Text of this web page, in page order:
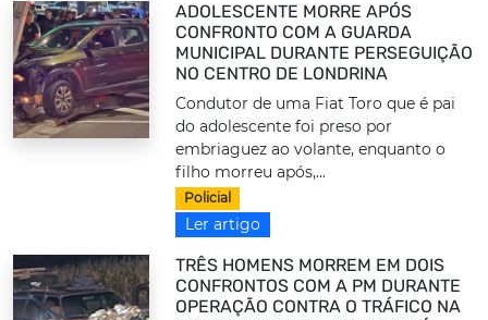
ADOLESCENTE MORRE APÓS
CONFRONTO COM A GUARDA
MUNICIPAL DURANTE PERSEGUIÇÃO
NO CENTRO DE LONDRINA
Condutor de uma Fiat Toro que é pai
do adolescente foi preso por
embriaguez ao volante, enquanto o
filho morreu após,...
Policial
Ler artigo
TRÊS HOMENS MORREM EM DOIS
CONFRONTOS COM A PM DURANTE
OPERAÇÃO CONTRA O TRÁFICO NA